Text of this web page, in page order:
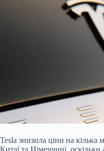
Tesla знизила ціни на